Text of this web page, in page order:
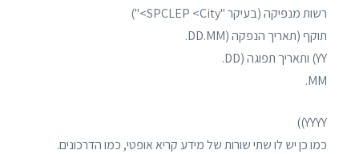
רשות מנפיקה (בעיקר "SPCLEP <City>")
תוקף (תאריך הנפקה (DD.MM.
YY) ותאריך תפוגה (DD.
MM.
YYYY))
כמו כן יש לו שתי שורות של מידע קריא אופטי, כמו הדרכונים.